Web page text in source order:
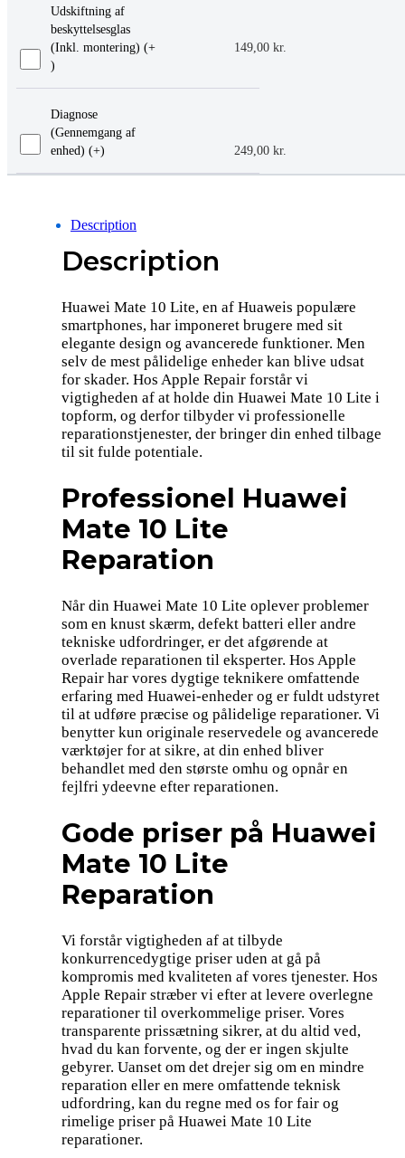
Udskiftning af
beskyttelsesglas
(Inkl. montering) (+
149,00 kr.
)
Diagnose
(Gennemgang af
enhed) (+
249,00 kr.
)
Description
Description
Huawei Mate 10 Lite, en af Huaweis populære
smartphones, har imponeret brugere med sit
elegante design og avancerede funktioner. Men
selv de mest pålidelige enheder kan blive udsat
for skader. Hos Apple Repair forstår vi
vigtigheden af at holde din Huawei Mate 10 Lite i
topform, og derfor tilbyder vi professionelle
reparationstjenester, der bringer din enhed tilbage
til sit fulde potentiale.
Professionel Huawei
Mate 10 Lite
Reparation
Når din Huawei Mate 10 Lite oplever problemer
som en knust skærm, defekt batteri eller andre
tekniske udfordringer, er det afgørende at
overlade reparationen til eksperter. Hos Apple
Repair har vores dygtige teknikere omfattende
erfaring med Huawei-enheder og er fuldt udstyret
til at udføre præcise og pålidelige reparationer. Vi
benytter kun originale reservedele og avancerede
værktøjer for at sikre, at din enhed bliver
behandlet med den største omhu og opnår en
fejlfri ydeevne efter reparationen.
Gode priser på Huawei
Mate 10 Lite
Reparation
Vi forstår vigtigheden af at tilbyde
konkurrencedygtige priser uden at gå på
kompromis med kvaliteten af vores tjenester. Hos
Apple Repair stræber vi efter at levere overlegne
reparationer til overkommelige priser. Vores
transparente prissætning sikrer, at du altid ved,
hvad du kan forvente, og der er ingen skjulte
gebyrer. Uanset om det drejer sig om en mindre
reparation eller en mere omfattende teknisk
udfordring, kan du regne med os for fair og
rimelige priser på Huawei Mate 10 Lite
reparationer.